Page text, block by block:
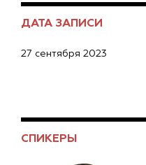
ДАТА ЗАПИСИ
27 сентября 2023
СПИКЕРЫ